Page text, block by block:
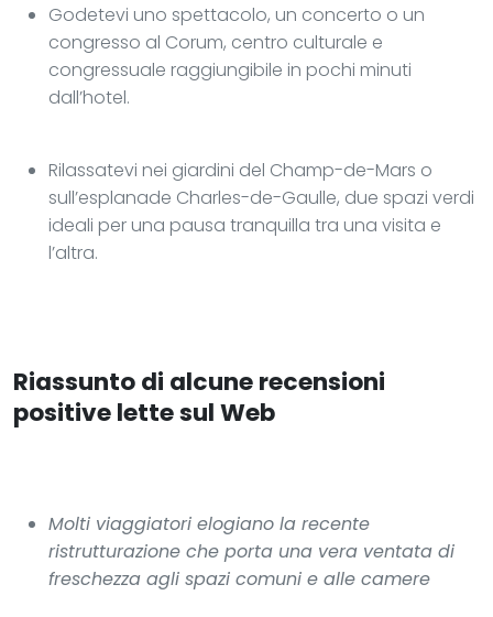
Godetevi uno spettacolo, un concerto o un
congresso al Corum, centro culturale e
congressuale raggiungibile in pochi minuti
dall’hotel.
Rilassatevi nei giardini del Champ-de-Mars o
sull’esplanade Charles-de-Gaulle, due spazi verdi
ideali per una pausa tranquilla tra una visita e
l’altra.
Riassunto di alcune recensioni
positive lette sul Web
Molti viaggiatori elogiano la recente
ristrutturazione che porta una vera ventata di
freschezza agli spazi comuni e alle camere